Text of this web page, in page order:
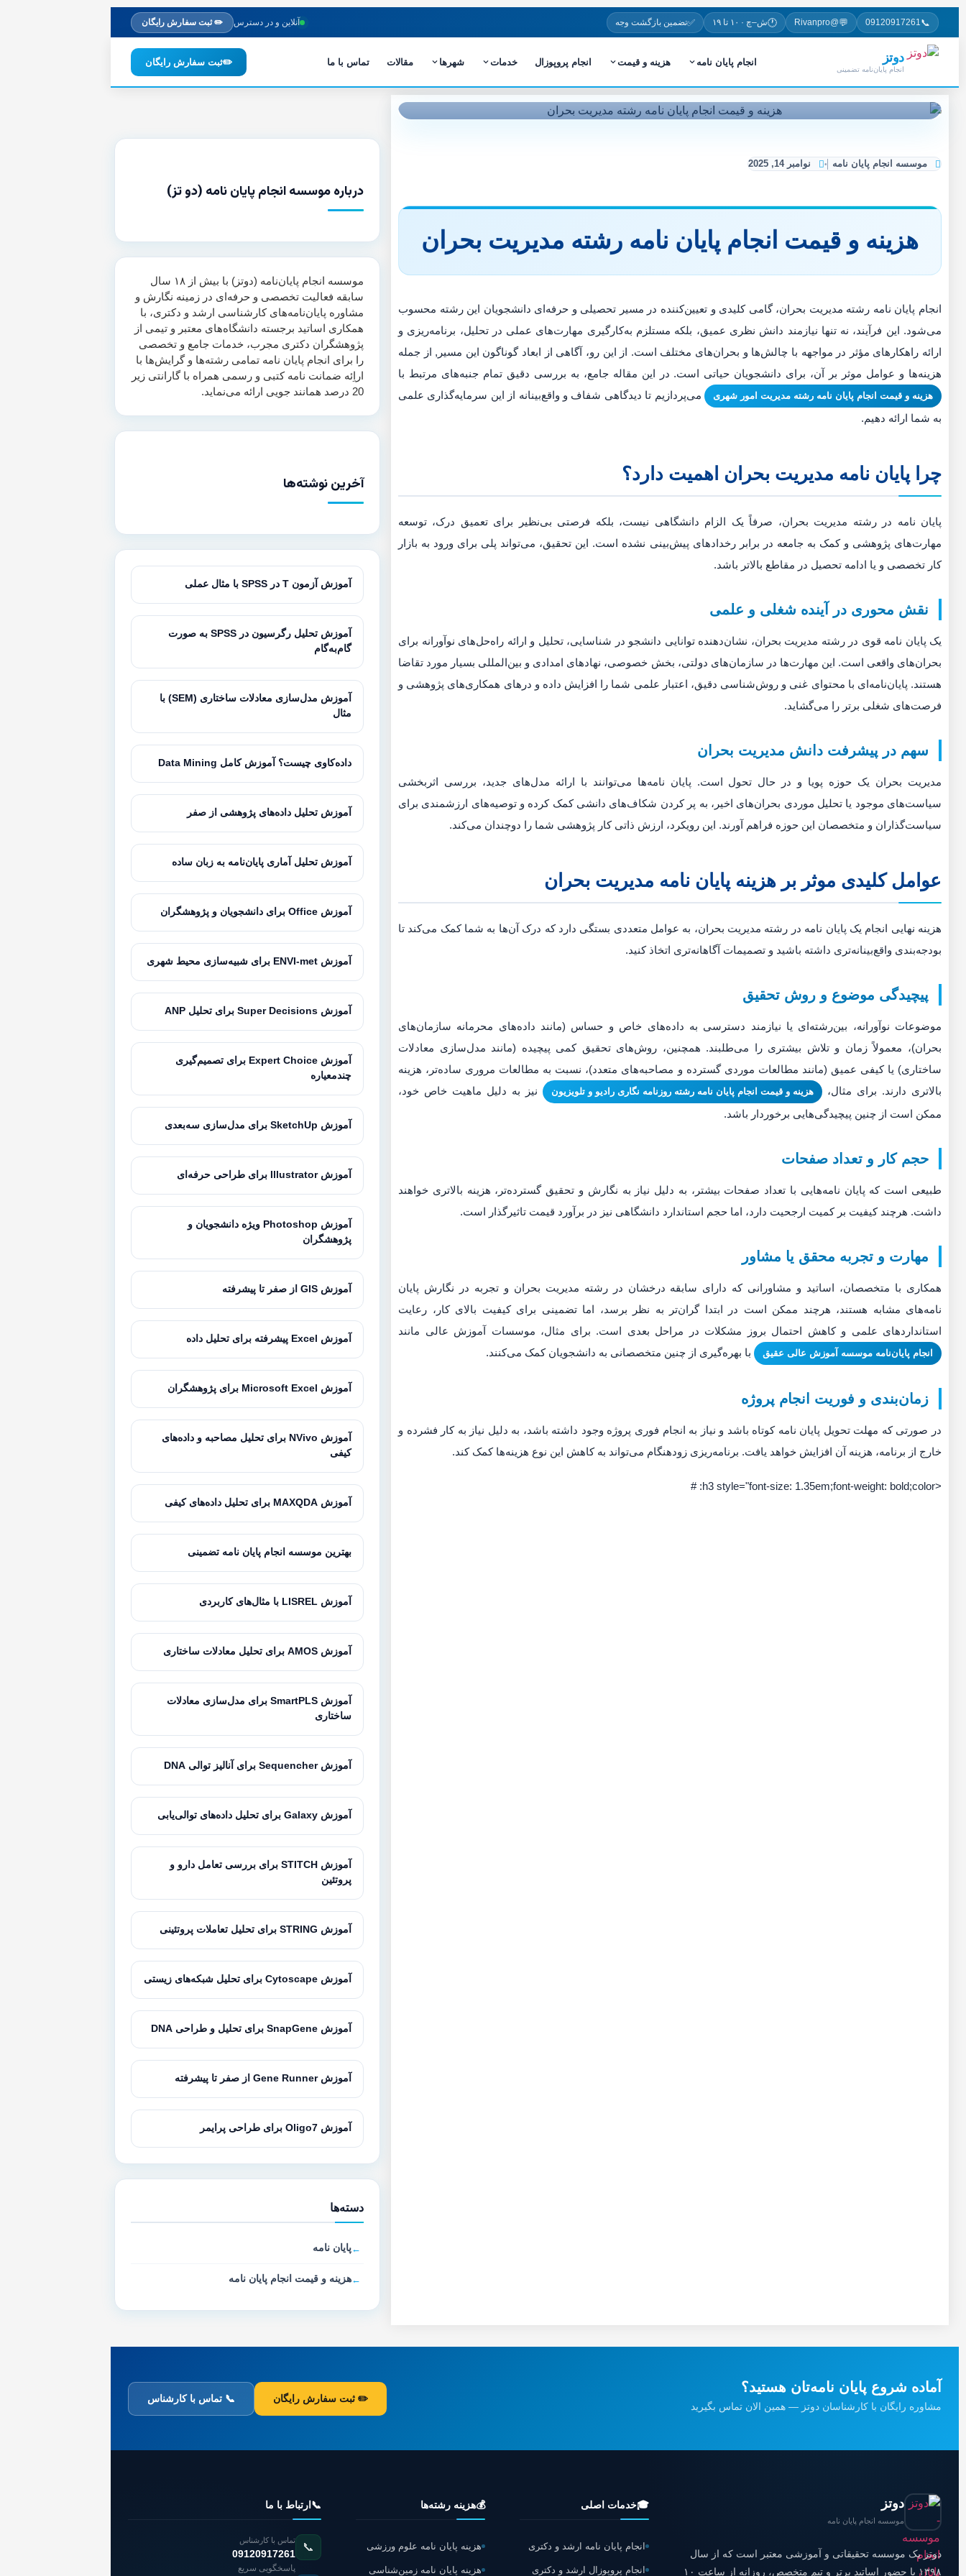
📞
09120917261
💬
@Rivanpro
🕐ش–چ · ۱۰ تا ۱۹ ✅تضمین بازگشت وجه آنلاین و در دسترس ✏️ ثبت سفارش رایگان
دوتز
انجام پایان‌نامه تضمینی
انجام پایان نامه هزینه و قیمت انجام پروپوزال خدمات شهرها مقالات تماس با ما ✏️ثبت سفارش رایگان
موسسه انجام پایان نامه نوامبر 14, 2025
هزینه و قیمت انجام پایان نامه رشته مدیریت بحران
انجام پایان نامه رشته مدیریت بحران، گامی کلیدی و تعیین‌کننده در مسیر تحصیلی و حرفه‌ای دانشجویان این رشته محسوب
می‌شود. این فرآیند، نه تنها نیازمند دانش نظری عمیق، بلکه مستلزم به‌کارگیری مهارت‌های عملی در تحلیل، برنامه‌ریزی و
ارائه راهکارهای مؤثر در مواجهه با چالش‌ها و بحران‌های مختلف است. از این رو، آگاهی از ابعاد گوناگون این مسیر, از جمله
هزینه‌ها و عوامل موثر بر آن، برای دانشجویان حیاتی است. در این مقاله جامع، به بررسی دقیق تمام جنبه‌های مرتبط با
هزینه و قیمت انجام پایان نامه رشته مدیریت امور شهری
می‌پردازیم تا دیدگاهی شفاف و واقع‌بینانه از این سرمایه‌گذاری علمی
به شما ارائه دهیم.
چرا پایان نامه مدیریت بحران اهمیت دارد؟
پایان نامه در رشته مدیریت بحران، صرفاً یک الزام دانشگاهی نیست، بلکه فرصتی بی‌نظیر برای تعمیق درک، توسعه
مهارت‌های پژوهشی و کمک به جامعه در برابر رخدادهای پیش‌بینی نشده است. این تحقیق، می‌تواند پلی برای ورود به بازار
کار تخصصی و یا ادامه تحصیل در مقاطع بالاتر باشد.
نقش محوری در آینده شغلی و علمی
یک پایان نامه قوی در رشته مدیریت بحران، نشان‌دهنده توانایی دانشجو در شناسایی، تحلیل و ارائه راه‌حل‌های نوآورانه برای
بحران‌های واقعی است. این مهارت‌ها در سازمان‌های دولتی، بخش خصوصی، نهادهای امدادی و بین‌المللی بسیار مورد تقاضا
هستند. پایان‌نامه‌ای با محتوای غنی و روش‌شناسی دقیق، اعتبار علمی شما را افزایش داده و درهای همکاری‌های پژوهشی و
فرصت‌های شغلی برتر را می‌گشاید.
سهم در پیشرفت دانش مدیریت بحران
مدیریت بحران یک حوزه پویا و در حال تحول است. پایان نامه‌ها می‌توانند با ارائه مدل‌های جدید، بررسی اثربخشی
سیاست‌های موجود یا تحلیل موردی بحران‌های اخیر، به پر کردن شکاف‌های دانشی کمک کرده و توصیه‌های ارزشمندی برای
سیاست‌گذاران و متخصصان این حوزه فراهم آورند. این رویکرد، ارزش ذاتی کار پژوهشی شما را دوچندان می‌کند.
عوامل کلیدی موثر بر هزینه پایان نامه مدیریت بحران
هزینه نهایی انجام یک پایان نامه در رشته مدیریت بحران، به عوامل متعددی بستگی دارد که درک آن‌ها به شما کمک می‌کند تا
بودجه‌بندی واقع‌بینانه‌تری داشته باشید و تصمیمات آگاهانه‌تری اتخاذ کنید.
پیچیدگی موضوع و روش تحقیق
موضوعات نوآورانه، بین‌رشته‌ای یا نیازمند دسترسی به داده‌های خاص و حساس (مانند داده‌های محرمانه سازمان‌های
بحران)، معمولاً زمان و تلاش بیشتری را می‌طلبند. همچنین، روش‌های تحقیق کمی پیچیده (مانند مدل‌سازی معادلات
ساختاری) یا کیفی عمیق (مانند مطالعات موردی گسترده و مصاحبه‌های متعدد)، نسبت به مطالعات مروری ساده‌تر، هزینه
بالاتری دارند. برای مثال،
هزینه و قیمت انجام پایان نامه رشته روزنامه نگاری رادیو و تلویزیون
نیز به دلیل ماهیت خاص خود،
ممکن است از چنین پیچیدگی‌هایی برخوردار باشد.
حجم کار و تعداد صفحات
طبیعی است که پایان نامه‌هایی با تعداد صفحات بیشتر، به دلیل نیاز به نگارش و تحقیق گسترده‌تر، هزینه بالاتری خواهند
داشت. هرچند کیفیت بر کمیت ارجحیت دارد، اما حجم استاندارد دانشگاهی نیز در برآورد قیمت تاثیرگذار است.
مهارت و تجربه محقق یا مشاور
همکاری با متخصصان، اساتید و مشاورانی که دارای سابقه درخشان در رشته مدیریت بحران و تجربه در نگارش پایان
نامه‌های مشابه هستند، هرچند ممکن است در ابتدا گران‌تر به نظر برسد، اما تضمینی برای کیفیت بالای کار، رعایت
استانداردهای علمی و کاهش احتمال بروز مشکلات در مراحل بعدی است. برای مثال، موسسات آموزش عالی مانند
انجام پایان‌نامه موسسه آموزش عالی عقیق با بهره‌گیری از چنین متخصصانی به دانشجویان کمک می‌کنند.
زمان‌بندی و فوریت انجام پروژه
در صورتی که مهلت تحویل پایان نامه کوتاه باشد و نیاز به انجام فوری پروژه وجود داشته باشد، به دلیل نیاز به کار فشرده و
خارج از برنامه، هزینه آن افزایش خواهد یافت. برنامه‌ریزی زودهنگام می‌تواند به کاهش این نوع هزینه‌ها کمک کند.
<h3 style="font-size: 1.35em;font-weight: bold;color: #
درباره موسسه انجام پایان نامه (دو تز)
موسسه انجام پایان‌نامه (دوتز) با بیش از ۱۸ سال
سابقه فعالیت تخصصی و حرفه‌ای در زمینه نگارش و
مشاوره پایان‌نامه‌های کارشناسی ارشد و دکتری، با
همکاری اساتید برجسته دانشگاه‌های معتبر و تیمی از
پژوهشگران دکتری مجرب، خدمات جامع و تخصصی
را برای انجام پایان نامه تمامی رشته‌ها و گرایش‌ها با
اراِئه ضمانت نامه کتبی و رسمی همراه با گارانتی زیر
20 درصد همانند جویی ارائه می‌نماید.
آخرین نوشته‌ها
آموزش آزمون T در SPSS با مثال عملی
آموزش تحلیل رگرسیون در SPSS به صورت
گام‌به‌گام
آموزش مدل‌سازی معادلات ساختاری (SEM) با
مثال
داده‌کاوی چیست؟ آموزش کامل Data Mining
آموزش تحلیل داده‌های پژوهشی از صفر
آموزش تحلیل آماری پایان‌نامه به زبان ساده
آموزش Office برای دانشجویان و پژوهشگران
آموزش ENVI-met برای شبیه‌سازی محیط شهری
آموزش Super Decisions برای تحلیل ANP
آموزش Expert Choice برای تصمیم‌گیری
چندمعیاره
آموزش SketchUp برای مدل‌سازی سه‌بعدی
آموزش Illustrator برای طراحی حرفه‌ای
آموزش Photoshop ویژه دانشجویان و
پژوهشگران
آموزش GIS از صفر تا پیشرفته
آموزش Excel پیشرفته برای تحلیل داده
آموزش Microsoft Excel برای پژوهشگران
آموزش NVivo برای تحلیل مصاحبه و داده‌های
کیفی
آموزش MAXQDA برای تحلیل داده‌های کیفی
بهترین موسسه انجام پایان نامه تضمینی
آموزش LISREL با مثال‌های کاربردی
آموزش AMOS برای تحلیل معادلات ساختاری
آموزش SmartPLS برای مدل‌سازی معادلات
ساختاری
آموزش Sequencher برای آنالیز توالی DNA
آموزش Galaxy برای تحلیل داده‌های توالی‌یابی
آموزش STITCH برای بررسی تعامل دارو و
پروتئین
آموزش STRING برای تحلیل تعاملات پروتئینی
آموزش Cytoscape برای تحلیل شبکه‌های زیستی
آموزش SnapGene برای تحلیل و طراحی DNA
آموزش Gene Runner از صفر تا پیشرفته
آموزش Oligo7 برای طراحی پرایمر
دسته‌ها
پایان نامه
هزینه و قیمت انجام پایان نامه
آماده شروع پایان نامه‌تان هستید؟
مشاوره رایگان با کارشناسان دوتز — همین الان تماس بگیرید
✏️ ثبت سفارش رایگان 📞 تماس با کارشناس
دوتز
موسسه انجام پایان نامه
دوتز یک موسسه تحقیقاتی و آموزشی معتبر است که از سال
۱۳۹۸ با حضور اساتید برتر و تیم متخصص، روزانه از ساعت ۱۰
🎓خدمات اصلی
انجام پایان نامه ارشد و دکتری
انجام پروپوزال ارشد و دکتری
💰هزینه رشته‌ها
هزینه پایان نامه علوم ورزشی
هزینه پایان نامه زمین‌شناسی
📞 ارتباط با ما
📞
تماس با کارشناس
09120917261
پاسخگویی سریع